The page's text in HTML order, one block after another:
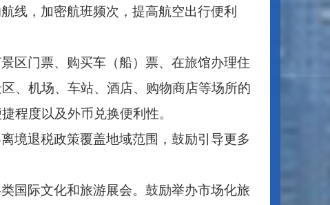
线，加密航班频次，提高航空出行便利
区门票、购买车（船）票、在旅馆办理住
、机场、车站、酒店、购物商店等场所的
程度以及外币兑换便利性。
境退税政策覆盖地域范围，鼓励引导更多
国际文化和旅游展会。鼓励举办市场化旅